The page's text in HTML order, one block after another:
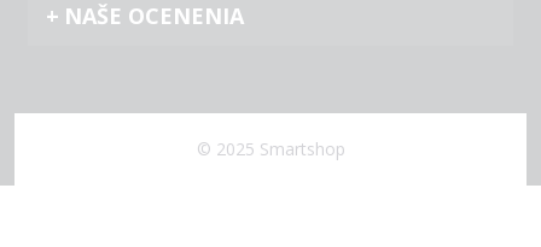
NAŠE OCENENIA
© 2025 Smartshop